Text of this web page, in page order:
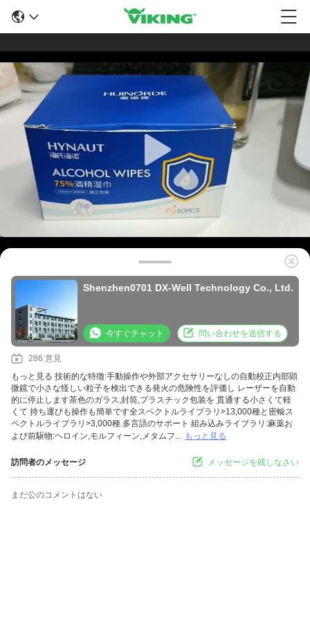
Shenzhen0701 DX-Well Technology Co., Ltd.
今すぐチャット 問い合わせを送信する
286 意見
もっと見る 技術的な特徴:手動操作や外部アクセサリーなしの自動校正内部顕
微鏡で小さな怪しい粒子を検出できる発火の危険性を評価し レーザーを自動
的に停止します茶色のガラス,封筒,プラスチック包装を 貫通する小さくて軽
くて 持ち運びも操作も簡単です全スペクトルライブラリ>13,000種と密輸ス
ペクトルライブラリ>3,000種.多言語のサポート 組み込みライブラリ:麻薬お
よび前駆物:ヘロイン,モルフィーン,メタムフ... もっと見る
訪問者のメッセージ メッセージを残しなさい
まだ公のコメントはない